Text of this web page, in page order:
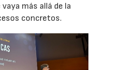
más allá de la
concretos.